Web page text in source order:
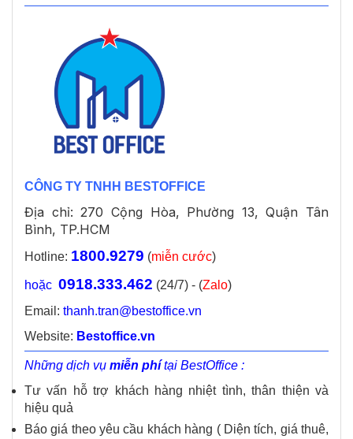
CÔNG TY TNHH BESTOFFICE
Địa chỉ: 270 Cộng Hòa, Phường 13, Quận Tân
Bình, TP.HCM
Hotline: 1800.9279 (miễn cước)
hoặc 0918.333.462 (24/7) - (Zalo)
Email: thanh.tran@bestoffice.vn
Website: Bestoffice.vn
Những dịch vụ miễn phítại BestOffice :
Tư vấn hỗ trợ khách hàng nhiệt tình, thân thiện và
hiệu quả
Báo giá theo yêu cầu khách hàng ( Diện tích, giá thuê,